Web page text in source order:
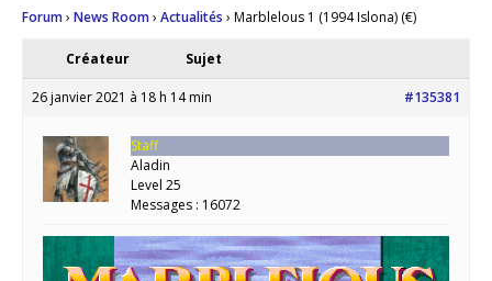
Forum› News Room› Actualités › Marblelous 1 (1994 Islona) (€)
Créateur Sujet
26 janvier 2021 à 18 h 14 min #135381
Staff
Aladin
Level 25
Messages : 16072